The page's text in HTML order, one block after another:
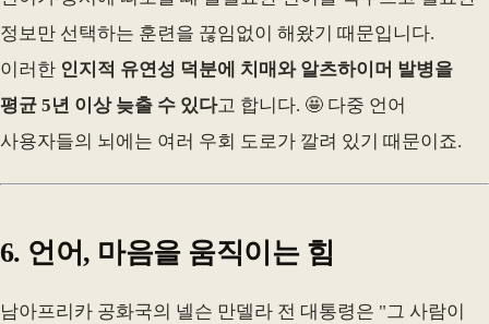
정보만 선택하는 훈련을 끊임없이 해왔기 때문입니다.
이러한 인지적 유연성 덕분에 치매와 알츠하이머 발병을
평균 5년 이상 늦출 수 있다고 합니다. 🤩 다중 언어
사용자들의 뇌에는 여러 우회 도로가 깔려 있기 때문이죠.
6. 언어, 마음을 움직이는 힘
남아프리카 공화국의 넬슨 만델라 전 대통령은 "그 사람이